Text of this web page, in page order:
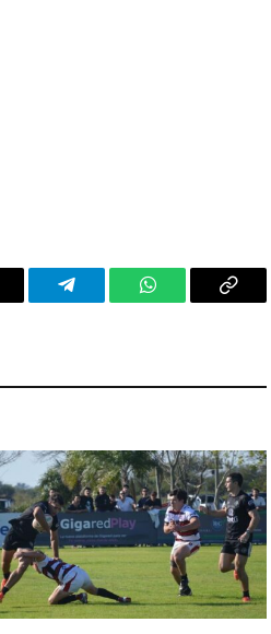
Telegram WhatsAppCopy